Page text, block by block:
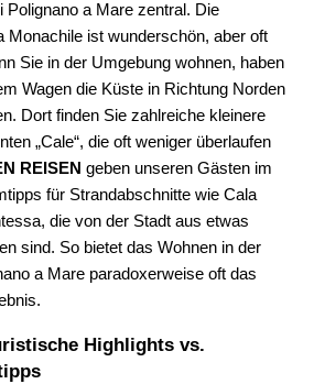
Polignano a Mare zentral. Die
Monachile ist wunderschön, aber oft
Sie in der Umgebung wohnen, haben
Wagen die Küste in Richtung Norden
Dort finden Sie zahlreiche kleinere
„Cale“, die oft weniger überlaufen
REISEN geben unseren Gästen im
für Strandabschnitte wie Cala
die von der Stadt aus etwas
sind. So bietet das Wohnen in der
a Mare paradoxerweise oft das
Highlights vs.